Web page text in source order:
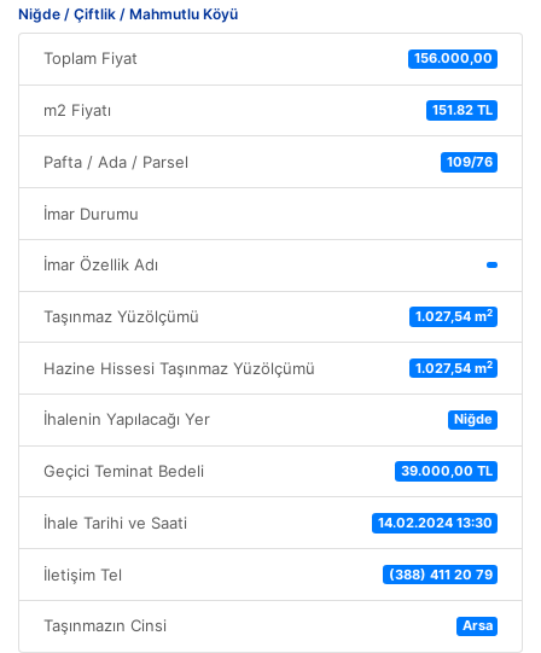
Niğde / Çiftlik / Mahmutlu Köyü
Toplam Fiyat 156.000,00
m2 Fiyatı 151.82 TL
Pafta / Ada / Parsel 109/76
İmar Durumu
İmar Özellik Adı
Taşınmaz Yüzölçümü 1.027,54 m2
Hazine Hissesi Taşınmaz Yüzölçümü 1.027,54 m2
İhalenin Yapılacağı Yer Niğde
Geçici Teminat Bedeli 39.000,00 TL
İhale Tarihi ve Saati 14.02.2024 13:30
İletişim Tel (388) 411 20 79
Taşınmazın Cinsi Arsa